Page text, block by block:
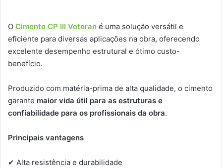
O Cimento CP III Votoran é uma solução versátil e
eficiente para diversas aplicações na obra, oferecendo
excelente desempenho estrutural e ótimo custo-
benefício.
Produzido com matéria-prima de alta qualidade, o cimento
garante maior vida útil para as estruturas e
confiabilidade para os profissionais da obra.
Principais vantagens
✔ Alta resistência e durabilidade